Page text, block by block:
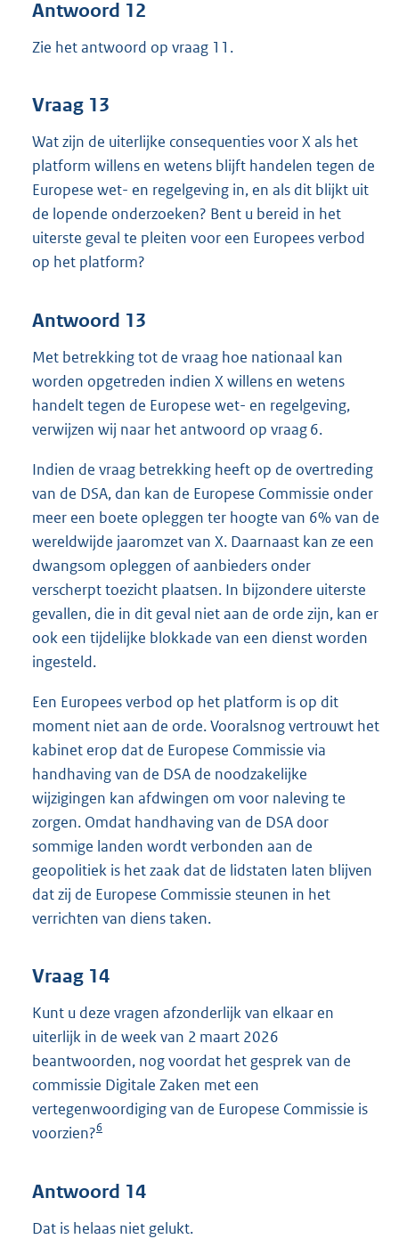
Antwoord 12
Zie het antwoord op vraag 11.
Vraag 13
Wat zijn de uiterlijke consequenties voor X als het
platform willens en wetens blijft handelen tegen de
Europese wet- en regelgeving in, en als dit blijkt uit
de lopende onderzoeken? Bent u bereid in het
uiterste geval te pleiten voor een Europees verbod
op het platform?
Antwoord 13
Met betrekking tot de vraag hoe nationaal kan
worden opgetreden indien X willens en wetens
handelt tegen de Europese wet- en regelgeving,
verwijzen wij naar het antwoord op vraag 6.
Indien de vraag betrekking heeft op de overtreding
van de DSA, dan kan de Europese Commissie onder
meer een boete opleggen ter hoogte van 6% van de
wereldwijde jaaromzet van X. Daarnaast kan ze een
dwangsom opleggen of aanbieders onder
verscherpt toezicht plaatsen. In bijzondere uiterste
gevallen, die in dit geval niet aan de orde zijn, kan er
ook een tijdelijke blokkade van een dienst worden
ingesteld.
Een Europees verbod op het platform is op dit
moment niet aan de orde. Vooralsnog vertrouwt het
kabinet erop dat de Europese Commissie via
handhaving van de DSA de noodzakelijke
wijzigingen kan afdwingen om voor naleving te
zorgen. Omdat handhaving van de DSA door
sommige landen wordt verbonden aan de
geopolitiek is het zaak dat de lidstaten laten blijven
dat zij de Europese Commissie steunen in het
verrichten van diens taken.
Vraag 14
Kunt u deze vragen afzonderlijk van elkaar en
uiterlijk in de week van 2 maart 2026
beantwoorden, nog voordat het gesprek van de
commissie Digitale Zaken met een
vertegenwoordiging van de Europese Commissie is
voorzien?6
Antwoord 14
Dat is helaas niet gelukt.